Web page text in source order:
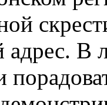
адрес. В